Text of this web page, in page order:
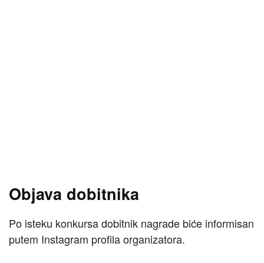
Objava dobitnika
Po isteku konkursa dobitnik nagrade biće informisan
putem Instagram profila organizatora.